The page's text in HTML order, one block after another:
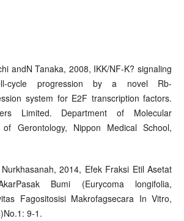
andN Tanaka, 2008, IKK/NF-K? signaling
cycle progression by a novel Rb-
system for E2F transcription factors.
Limited. Department of Molecular
Gerontology, Nippon Medical School,
2014, Efek Fraksi Etil Asetat
Bumi (Eurycoma longifolia,
Fagositosisi Makrofagsecara In Vitro,
9-1.